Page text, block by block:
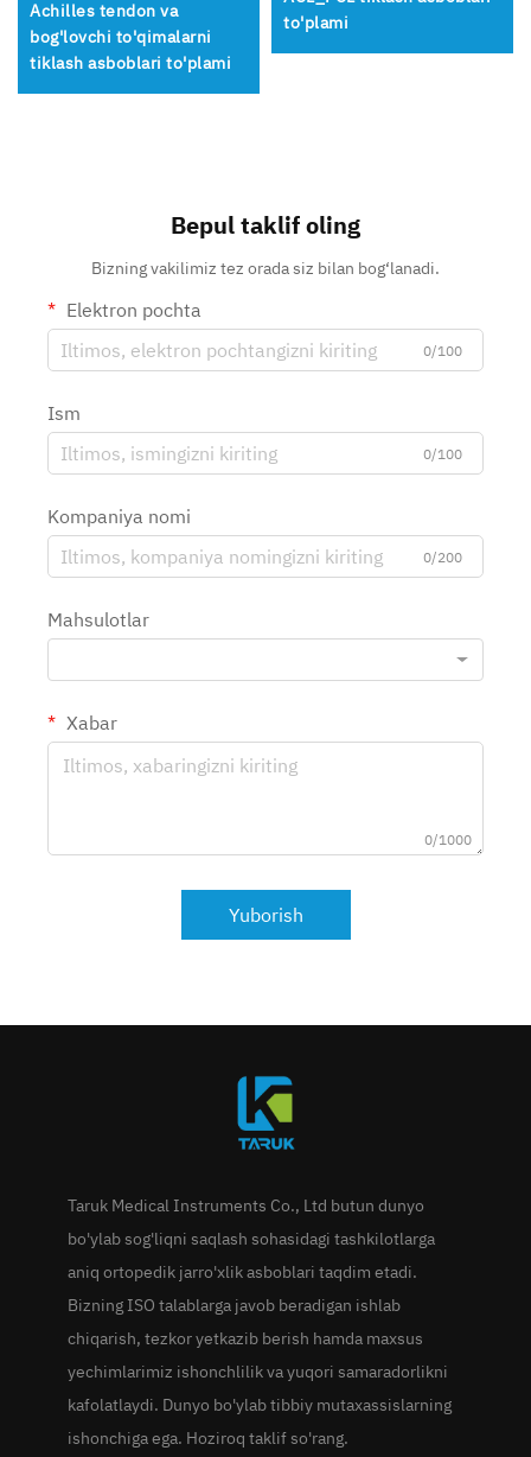
Achilles tendon va
bog'lovchi to'qimalarni
tiklash asboblari to'plami
to'plami
Bepul taklif oling
Bizning vakilimiz tez orada siz bilan bog‘lanadi.
Elektron pochta
0/100
Ism
0/100
Kompaniya nomi
0/200
Mahsulotlar
Xabar
0/1000
Yuborish
Taruk Medical Instruments Co., Ltd butun dunyo
bo'ylab sog'liqni saqlash sohasidagi tashkilotlarga
aniq ortopedik jarro'xlik asboblari taqdim etadi.
Bizning ISO talablarga javob beradigan ishlab
chiqarish, tezkor yetkazib berish hamda maxsus
yechimlarimiz ishonchlilik va yuqori samaradorlikni
kafolatlaydi. Dunyo bo'ylab tibbiy mutaxassislarning
ishonchiga ega. Hoziroq taklif so'rang.